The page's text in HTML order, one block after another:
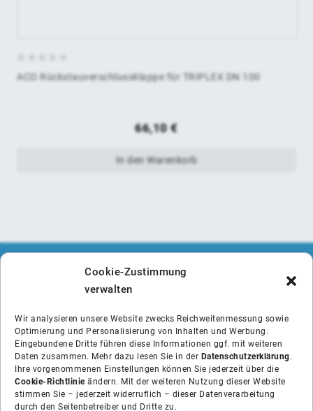
Cookie-Zustimmung
verwalten
Wir analysieren unsere Website zwecks Reichweitenmessung sowie
Optimierung und Personalisierung von Inhalten und Werbung.
Eingebundene Dritte führen diese Informationen ggf. mit weiteren
Daten zusammen. Mehr dazu lesen Sie in der Datenschutzerklärung.
Ihre vorgenommenen Einstellungen können Sie jederzeit über die
Cookie-Richtlinieändern. Mit der weiteren Nutzung dieser Website
stimmen Sie – jederzeit widerruflich – dieser Datenverarbeitung
durch den Seitenbetreiber und Dritte zu.
ACO Rückstauverschlussklappe für TRIPLEX DN 100
66,10€
In den Warenkorb